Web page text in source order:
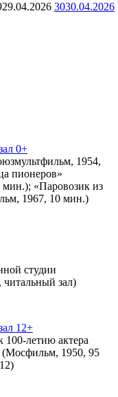
29.04.2026 3030.04.2026
0+
1954,
пионеров»
«Паровозик из
1967, 10 мин.)
студии
зал)
12+
летию актера
(Мосфильм, 1950, 95